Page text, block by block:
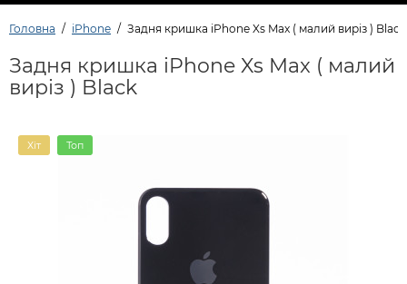
Головна iPhone Задня кришка iPhone Xs Max ( малий виріз ) Black
Задня кришка iPhone Xs Max ( малий
виріз ) Black
Хіт Топ